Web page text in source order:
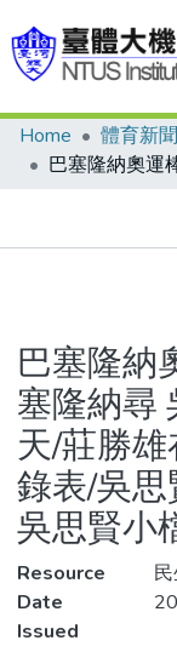
Communities &
Statistics
Home 體育新
巴塞隆納
塞隆納尋
天/莊勝
錄表/吳
吳思賢小
Resource
Date
Issued